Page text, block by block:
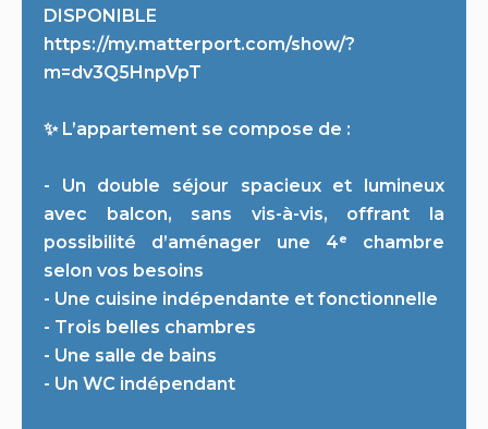
DISPONIBLE
https://my.matterport.com/show/?
m=dv3Q5HnpVpT
✨ L’appartement se compose de :
- Un double séjour spacieux et lumineux
avec balcon, sans vis-à-vis, offrant la
possibilité d’aménager une 4ᵉ chambre
selon vos besoins
- Une cuisine indépendante et fonctionnelle
- Trois belles chambres
- Une salle de bains
- Un WC indépendant